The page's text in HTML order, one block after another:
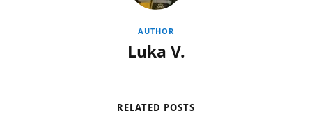
AUTHOR
Luka V.
RELATED POSTS